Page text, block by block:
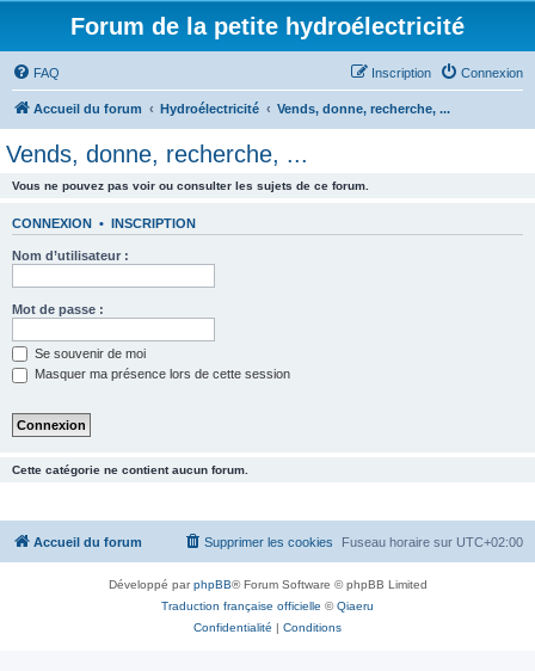
Forum de la petite hydroélectricité
FAQ Connexion
Inscription
Accueil du forum Hydroélectricité Vends, donne, recherche, ...
Vends, donne, recherche, ...
Vous ne pouvez pas voir ou consulter les sujets de ce forum.
CONNEXION • INSCRIPTION
Nom d’utilisateur :
Mot de passe :
Se souvenir de moi
Masquer ma présence lors de cette session
Cette catégorie ne contient aucun forum.
Accueil du forum Fuseau horaire sur UTC+02:00
Supprimer les cookies
Développé parphpBB® Forum Software © phpBB Limited
Traduction française officielle ©Qiaeru
Confidentialité | Conditions